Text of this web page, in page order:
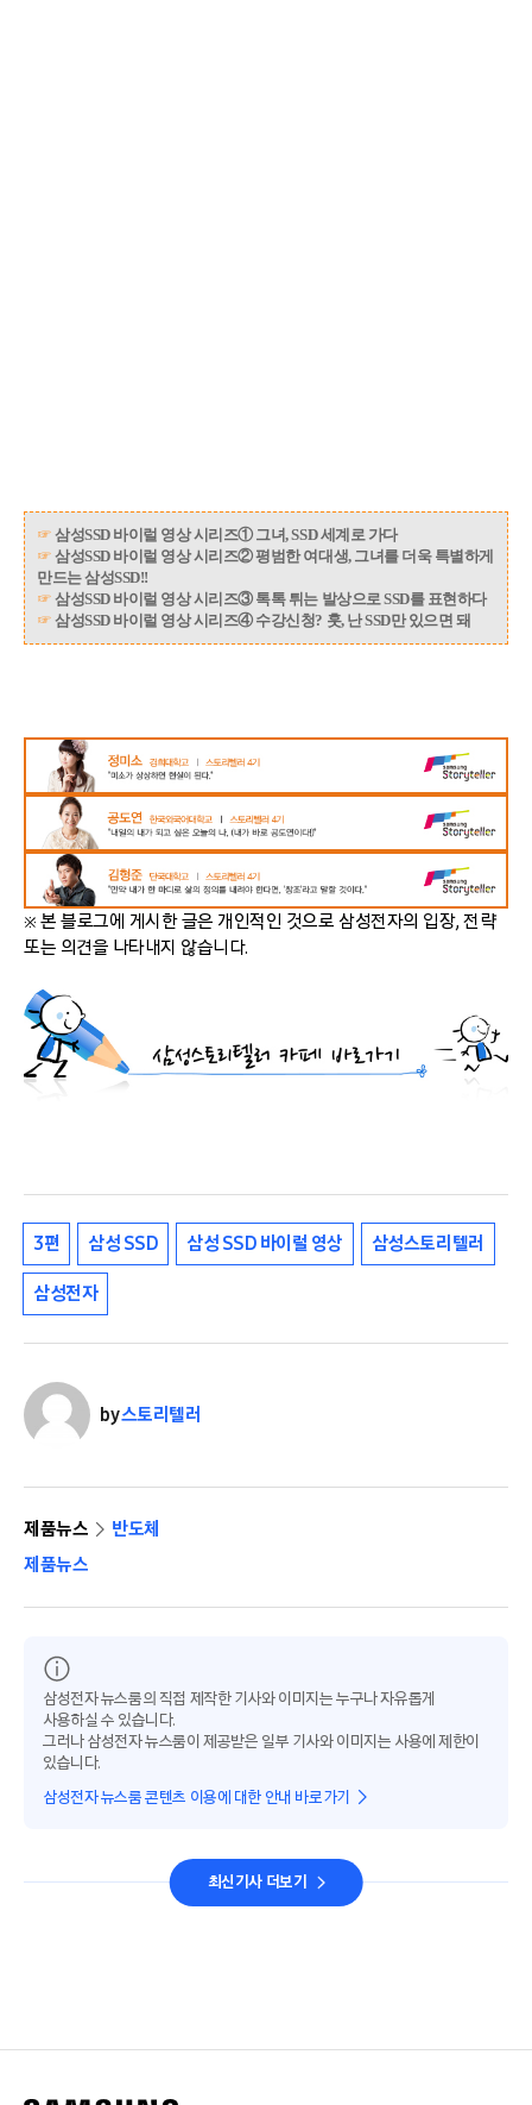
☞삼성SSD 바이럴 영상 시리즈① 그녀, SSD 세계로 가다
☞삼성SSD 바이럴 영상 시리즈② 평범한 여대생, 그녀를 더욱 특별하게
만드는 삼성SSD!!
☞삼성SSD 바이럴 영상 시리즈③ 톡톡 튀는 발상으로 SSD를 표현하다
☞삼성SSD 바이럴 영상 시리즈④ 수강신청? 훗, 난 SSD만 있으면 돼
※ 본 블로그에 게시한 글은 개인적인 것으로 삼성전자의 입장, 전략
또는 의견을 나타내지 않습니다.
3편 삼성 SSD 삼성 SSD 바이럴 영상 삼성스토리텔러
삼성전자
by스토리텔러
제품뉴스
반도체
제품뉴스
삼성전자 뉴스룸의 직접 제작한 기사와 이미지는 누구나 자유롭게
사용하실 수 있습니다.
그러나 삼성전자 뉴스룸이 제공받은 일부 기사와 이미지는 사용에 제한이
있습니다.
삼성전자 뉴스룸 콘텐츠 이용에 대한 안내 바로가기
최신기사 더보기